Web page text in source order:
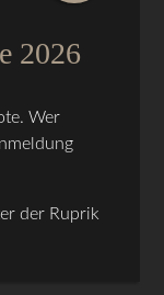
2026
Wer
der Ruprik